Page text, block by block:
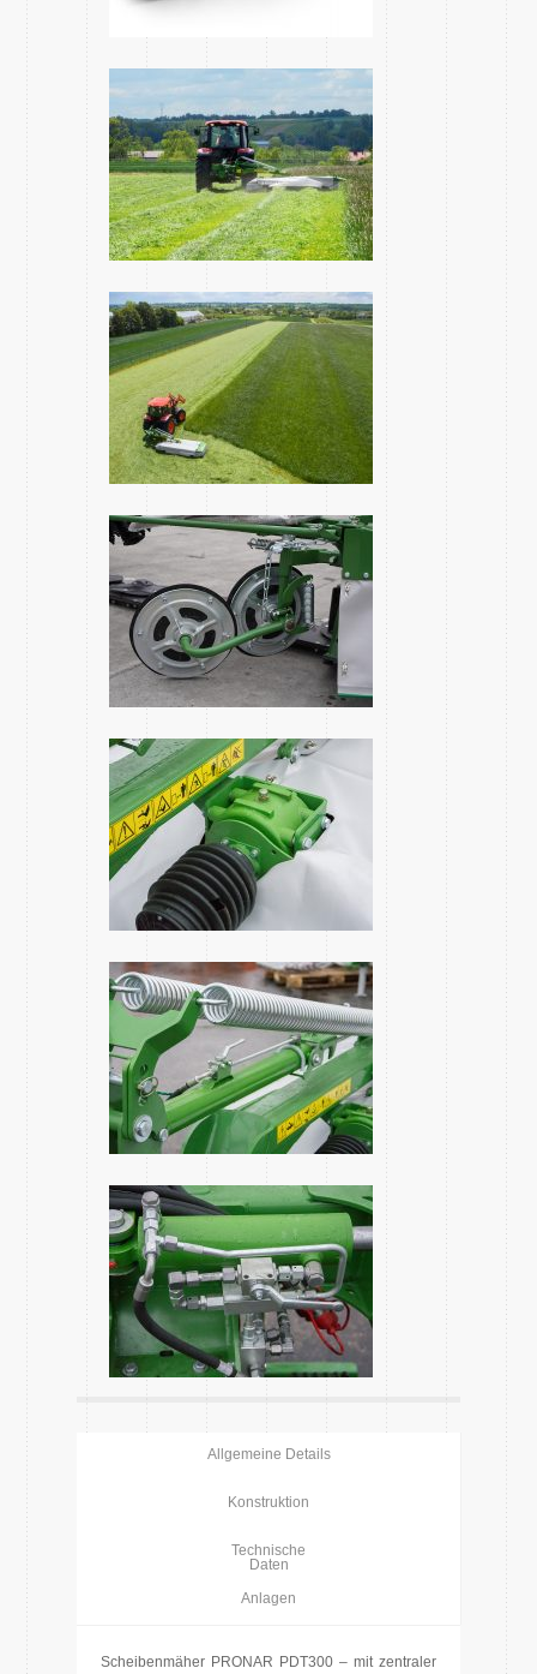
Allgemeine Details
Konstruktion
Technische
Daten
Anlagen
Scheibenmäher PRONAR PDT300 – mit zentraler